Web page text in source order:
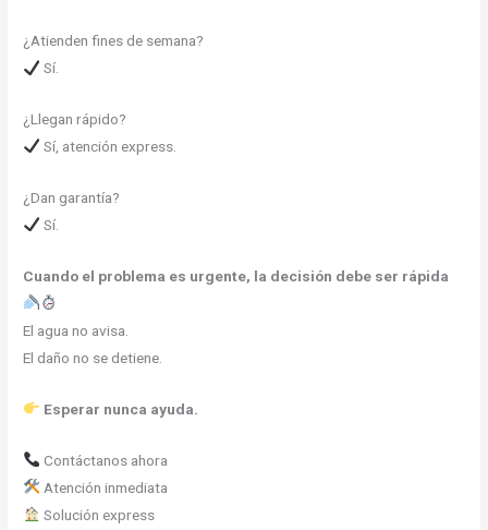
¿Atienden fines de semana?
Sí.
¿Llegan rápido?
Sí, atención express.
¿Dan garantía?
Sí.
Cuando el problema es urgente, la decisión debe ser rápida
El agua no avisa.
El daño no se detiene.
Esperar nunca ayuda.
Contáctanos ahora
Atención inmediata
Solución express